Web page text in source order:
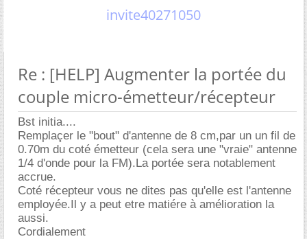
invite40271050
Re : [HELP] Augmenter la portée du
couple micro-émetteur/récepteur
Bst initia....
Remplaçer le "bout" d'antenne de 8 cm,par un un fil de
0.70m du coté émetteur (cela sera une "vraie" antenne
1/4 d'onde pour la FM).La portée sera notablement
accrue.
Coté récepteur vous ne dites pas qu'elle est l'antenne
employée.Il y a peut etre matiére à amélioration la
aussi.
Cordialement